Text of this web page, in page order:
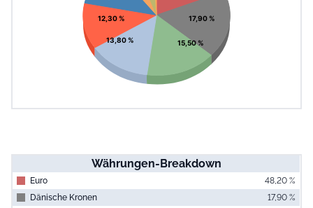
17,90 %
15,50 %
13,80 %
12,30 %
Währungen-Breakdown
Euro
48,20 %
Dänische Kronen
17,90 %